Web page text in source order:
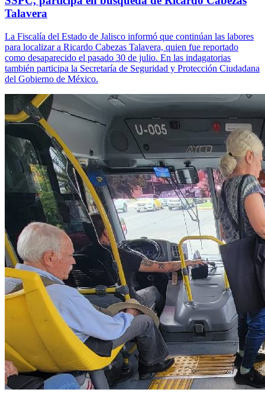
Talavera
La Fiscalía del Estado de Jalisco informó que continúan las labores
para localizar a Ricardo Cabezas Talavera, quien fue reportado
como desaparecido el pasado 30 de julio. En las indagatorias
también participa la Secretaría de Seguridad y Protección Ciudadana
del Gobierno de México.